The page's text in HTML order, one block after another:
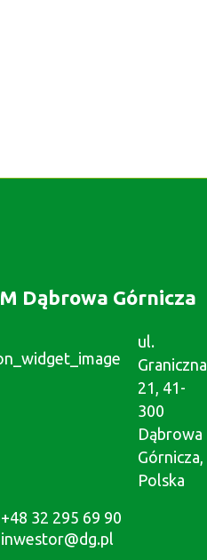
Dąbrowa Górnicza
ul.
Graniczna
21, 41-
300
Dąbrowa
Górnicza,
Polska
+48 32 295 69 90
inwestor@dg.pl